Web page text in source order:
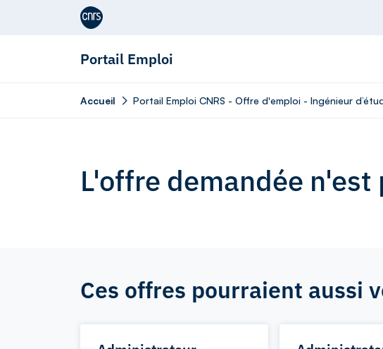
Aller au contenu
Portail Emploi
Accueil Portail Emploi CNRS - Offre d'emploi - Ingénieur
L'offre demandée
Ces offres pourraient aussi